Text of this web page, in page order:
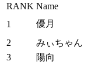
RANK Name
1
優月
2
みぃちゃん
3
陽向